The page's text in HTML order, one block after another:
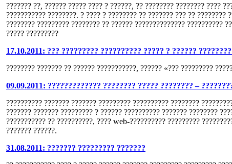
??????? ??, ?????? ????? ???? ? ??????, ?? ???????? ???????? ????
??????????? ????????. ? ???? ? ???????? ?? ??????? ??? ??
???????? ????????? ???????? ?? ?????? ?????????????? ??????????
????? ?????????
17.10.2011: ??? ????????? ?????????? ????? ? ??????
???????? ??????? ?? ?????? ???????????, ?????? «??? ?????????
09.09.2011: ????????????? ???????? ????? ???????? –
?????????? ??????? ??????? ????????? ?????????? ????????
??????? ??????? ????????? ? ?????? ?????????? ??????? ????????
??????????? ?? ??????????, ???? web-?????????? ?????????
??????? ??????.
31.08.2011: ??????? ????????? ???????